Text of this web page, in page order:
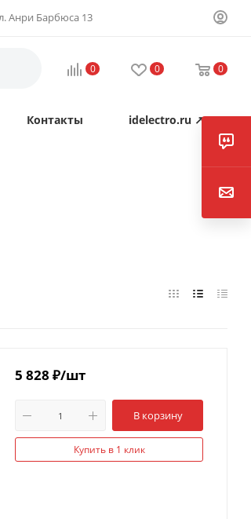
Анри Барбюса 13
0 0 0
Контакты idelectro.ru ↗
5 828 ₽/шт
В корзину
Купить в 1 клик